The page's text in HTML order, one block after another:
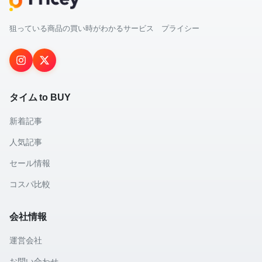
狙っている商品の買い時がわかるサービス プライシー
タイム to BUY
新着記事
人気記事
セール情報
コスパ比較
会社情報
運営会社